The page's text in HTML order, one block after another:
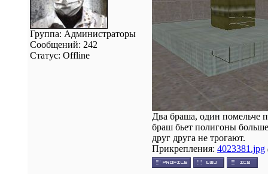
Группа: Администраторы
Сообщений: 242
Статус: Offline
Два браша, один помельче
браш бьет полигоны
друг друга не трогают.
Прикрепления: 4023381.jpg